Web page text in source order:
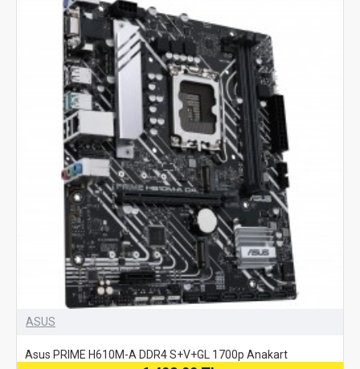
ASUS
Asus PRIME H610M-A DDR4 S+V+GL 1700p Anakart